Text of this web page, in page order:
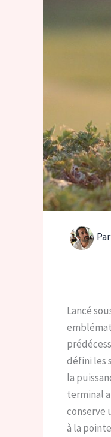
Par
Lancé
défini les
la
terminal
conserve
à la